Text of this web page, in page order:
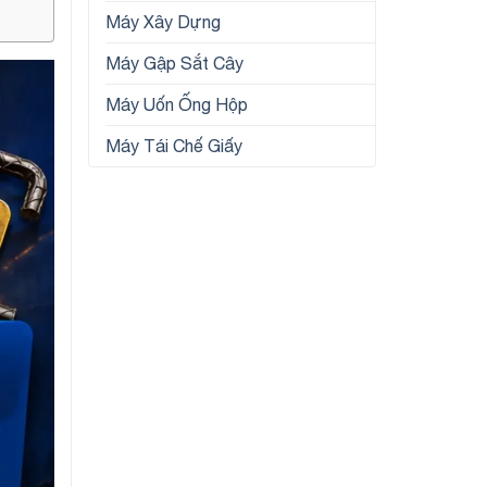
Máy Xây Dựng
Máy Gập Sắt Cây
Máy Uốn Ống Hộp
Máy Tái Chế Giấy